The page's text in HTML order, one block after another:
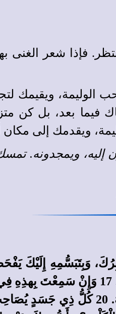
فإذا شعر الغنى
الوليمة، ويقيمك
فيما بعد، بل كن
ويقدمك إلى
ويمجدونه.